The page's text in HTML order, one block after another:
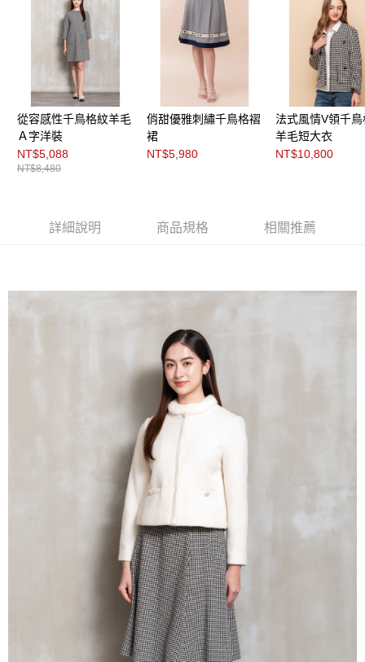
請求用戶進行身份認證。
５．嚴禁一人註冊多個帳號或使用他人資訊註冊。若發現惡意使用之情形，
恩沛科技股份有限公司將有權停止該用戶之使用額度並採取法律行動。
從容感性千鳥格紋羊毛
Ａ字洋裝
NT$5,088
NT$8,480
俏甜優雅刺繡千鳥格褶
裙
NT$5,980
法式風情V領千
羊毛短大衣
NT$10,800
詳細說明 商品規格 相關推薦